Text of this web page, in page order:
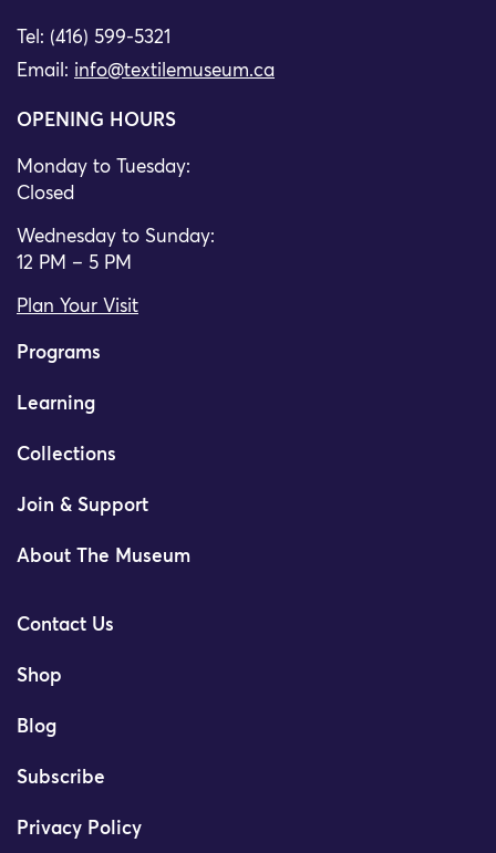
Tel: (416) 599-5321
Email: info@textilemuseum.ca
OPENING HOURS
Monday to Tuesday:
Closed
Wednesday to Sunday:
12 PM – 5 PM
Plan Your Visit
Programs
Learning
Collections
Join & Support
About The Museum
Contact Us
Shop
Blog
Subscribe
Privacy Policy